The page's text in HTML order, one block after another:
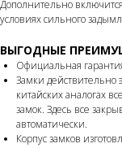
Дополнительно
условиях сильного
ВЫГОДНЫЕ
Официальная
Замки действительно
китайских аналогах
замок. Здесь все
автоматически.
Корпус замков